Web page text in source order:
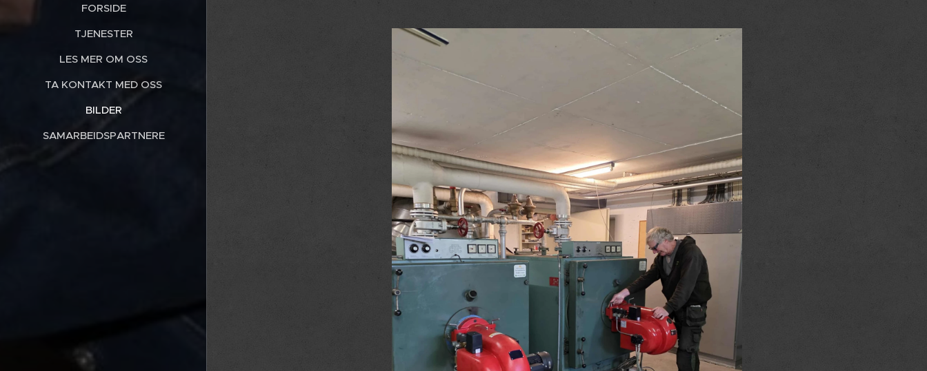
FORSIDE
TJENESTER
LES MER OM OSS
TA KONTAKT MED OSS
BILDER
SAMARBEIDSPARTNERE